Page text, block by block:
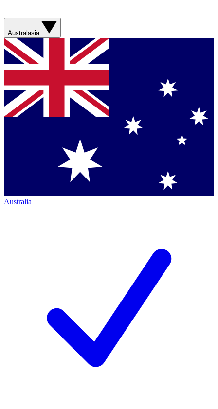
Australasia
Australia